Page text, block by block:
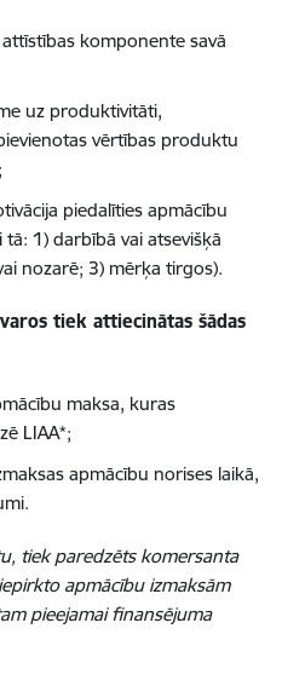
komponente savā
uz produktivitāti,
vērtības produktu
piedalīties apmācību
1) darbībā vai atsevišķā
nozarē; 3) mērķa tirgos).
tiek attiecinātas šādas
maksa, kuras
LIAA*;
apmācību norises laikā,
tiek paredzēts komersanta
apmācību izmaksām
pieejamai finansējuma